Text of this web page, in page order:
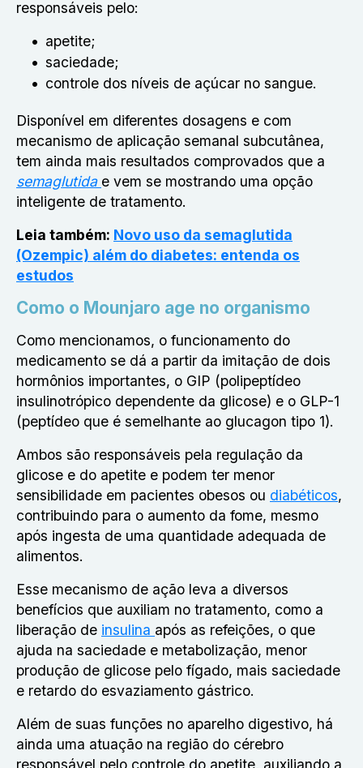
responsáveis pelo:
apetite;
saciedade;
controle dos níveis de açúcar no sangue.
Disponível em diferentes dosagens e com
mecanismo de aplicação semanal subcutânea,
tem ainda mais resultados comprovados que a
semaglutida e vem se mostrando uma opção
inteligente de tratamento.
Leia também: Novo uso da semaglutida
(Ozempic) além do diabetes: entenda os
estudos
Como o Mounjaro age no organismo
Como mencionamos, o funcionamento do
medicamento se dá a partir da imitação de dois
hormônios importantes, o GIP (polipeptídeo
insulinotrópico dependente da glicose) e o GLP-1
(peptídeo que é semelhante ao glucagon tipo 1).
Ambos são responsáveis pela regulação da
glicose e do apetite e podem ter menor
sensibilidade em pacientes obesos ou diabéticos,
contribuindo para o aumento da fome, mesmo
após ingesta de uma quantidade adequada de
alimentos.
Esse mecanismo de ação leva a diversos
benefícios que auxiliam no tratamento, como a
liberação de insulina após as refeições, o que
ajuda na saciedade e metabolização, menor
produção de glicose pelo fígado, mais saciedade
e retardo do esvaziamento gástrico.
Além de suas funções no aparelho digestivo, há
ainda uma atuação na região do cérebro
responsável pelo controle do apetite, auxiliando a